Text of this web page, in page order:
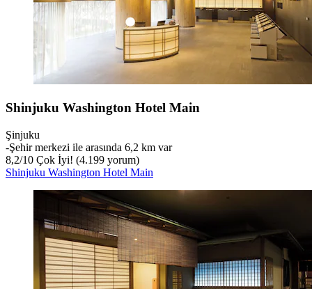
Shinjuku Washington Hotel Main
Şinjuku
‐Şehir merkezi ile arasında 6,2 km var
8,2/10 Çok İyi! (4.199 yorum)
Shinjuku Washington Hotel Main